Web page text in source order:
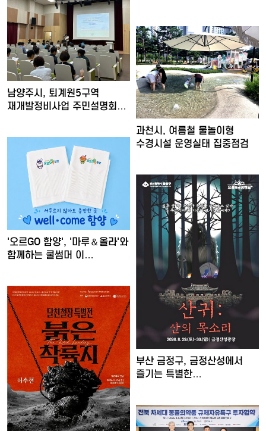
남양주시, 퇴계원5구역
재개발정비사업 주민설명회
과천시, 여름철 물놀이형
수경시설 운영실태 집중점검
'오르GO 함양', '마루＆올라'와
함께하는 쿨썸머 이…
부산 금정구, 금정산성에서
즐기는 특별한